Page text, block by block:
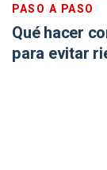
PASO A PASO
Qué hacer
para evitar